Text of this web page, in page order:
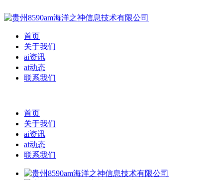
首页
关于我们
ai资讯
ai动态
联系我们
首页
关于我们
ai资讯
ai动态
联系我们